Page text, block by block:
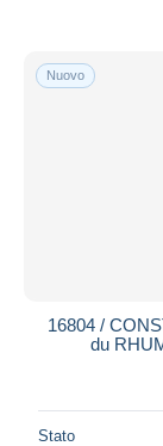
Nuovo
16804 /
du
Stato